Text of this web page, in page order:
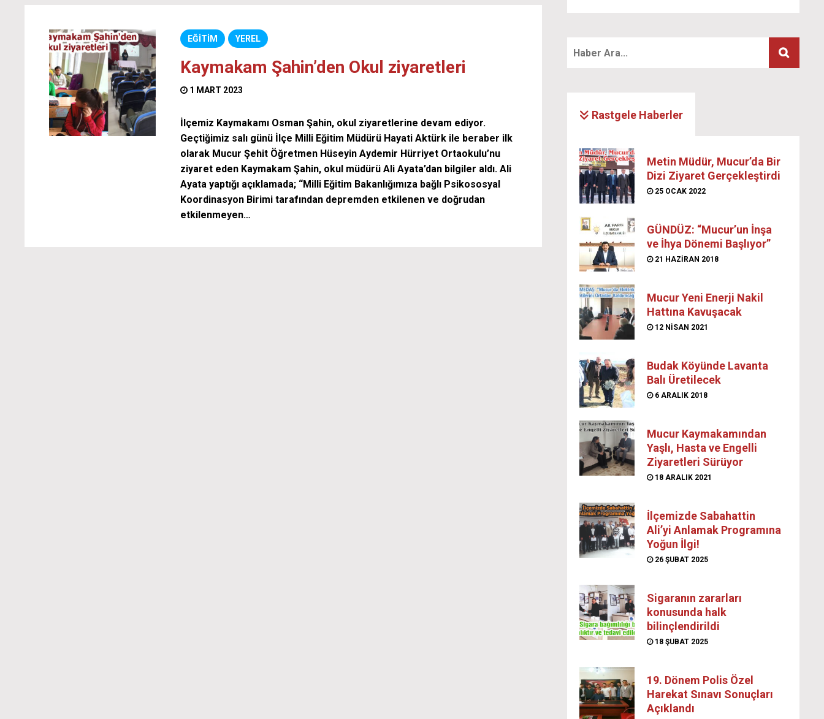
EĞİTİM YEREL
Kaymakam Şahin’den Okul ziyaretleri
1 MART 2023
İlçemiz Kaymakamı Osman Şahin, okul ziyaretlerine devam ediyor.
Geçtiğimiz salı günü İlçe Milli Eğitim Müdürü Hayati Aktürk ile beraber ilk
olarak Mucur Şehit Öğretmen Hüseyin Aydemir Hürriyet Ortaokulu’nu
ziyaret eden Kaymakam Şahin, okul müdürü Ali Ayata’dan bilgiler aldı. Ali
Ayata yaptığı açıklamada; “Milli Eğitim Bakanlığımıza bağlı Psikososyal
Koordinasyon Birimi tarafından depremden etkilenen ve doğrudan
etkilenmeyen…
Rastgele Haberler
Metin Müdür, Mucur’da Bir
Dizi Ziyaret Gerçekleştirdi
25 OCAK 2022
GÜNDÜZ: “Mucur’un İnşa
ve İhya Dönemi Başlıyor”
21 HAZIRAN 2018
Mucur Yeni Enerji Nakil
Hattına Kavuşacak
12 NISAN 2021
Budak Köyünde Lavanta
Balı Üretilecek
6 ARALIK 2018
Mucur Kaymakamından
Yaşlı, Hasta ve Engelli
Ziyaretleri Sürüyor
18 ARALIK 2021
İlçemizde Sabahattin
Ali’yi Anlamak Programına
Yoğun İlgi!
26 ŞUBAT 2025
Sigaranın zararları
konusunda halk
bilinçlendirildi
18 ŞUBAT 2025
19. Dönem Polis Özel
Harekat Sınavı Sonuçları
Açıklandı